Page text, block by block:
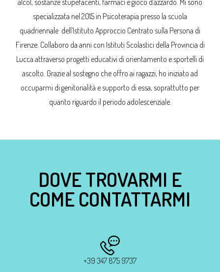
specializzata nel 2015 in Psicoterapia presso la scuola
quadriennale dell’Istituto Approccio Centrato sulla Persona di
Firenze. Collaboro da anni con Istituti Scolastici della Provincia di
Lucca attraverso progetti educativi di orientamento e sportelli di
ascolto. Grazie al sostegno che offro ai ragazzi, ho iniziato ad
occuparmi di genitorialità e supporto di essa, soprattutto per
quanto riguardo il periodo adolescenziale.
DOVE TROVARMI E
COME CONTATTARMI
+39 347 875 9737